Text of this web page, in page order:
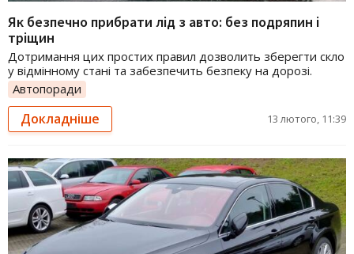
Як безпечно прибрати лід з авто: без подряпин і
тріщин
Дотримання цих простих правил дозволить зберегти скло
у відмінному стані та забезпечить безпеку на дорозі.
Автопоради
Докладніше 13 лютого, 11:39